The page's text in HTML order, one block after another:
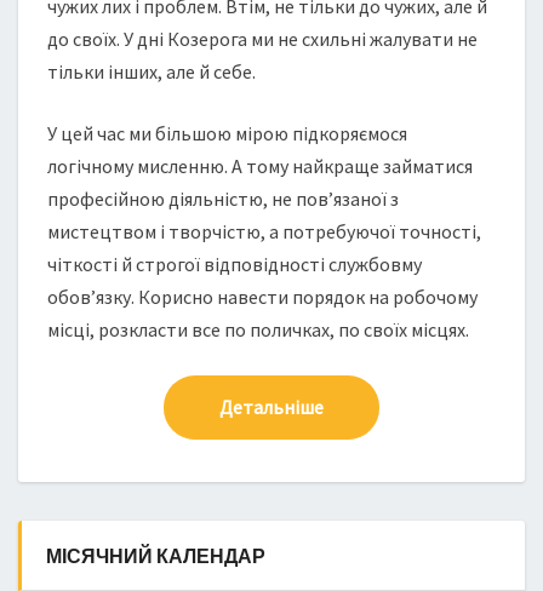
чужих лих і проблем. Втім, не тільки до чужих, але й
до своїх. У дні Козерога ми не схильні жалувати не
тільки інших, але й себе.
У цей час ми більшою мірою підкоряємося
логічному мисленню. А тому найкраще займатися
професійною діяльністю, не пов’язаної з
мистецтвом і творчістю, а потребуючої точності,
чіткості й строгої відповідності службовму
обов’язку. Корисно навести порядок на робочому
місці, розкласти все по поличках, по своїх місцях.
Детальніше
МІСЯЧНИЙ КАЛЕНДАР